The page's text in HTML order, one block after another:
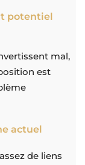
potentiel
mal,
est
actuel
de liens